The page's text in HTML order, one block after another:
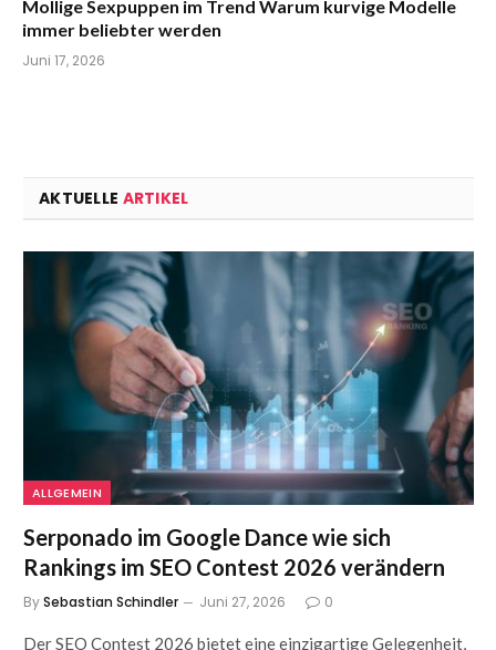
Mollige Sexpuppen im Trend Warum kurvige Modelle
immer beliebter werden
Juni 17, 2026
AKTUELLE ARTIKEL
ALLGEMEIN
Serponado im Google Dance wie sich
Rankings im SEO Contest 2026 verändern
BySebastian Schindler Juni 27, 2026 0
Der SEO Contest 2026 bietet eine einzigartige Gelegenheit,